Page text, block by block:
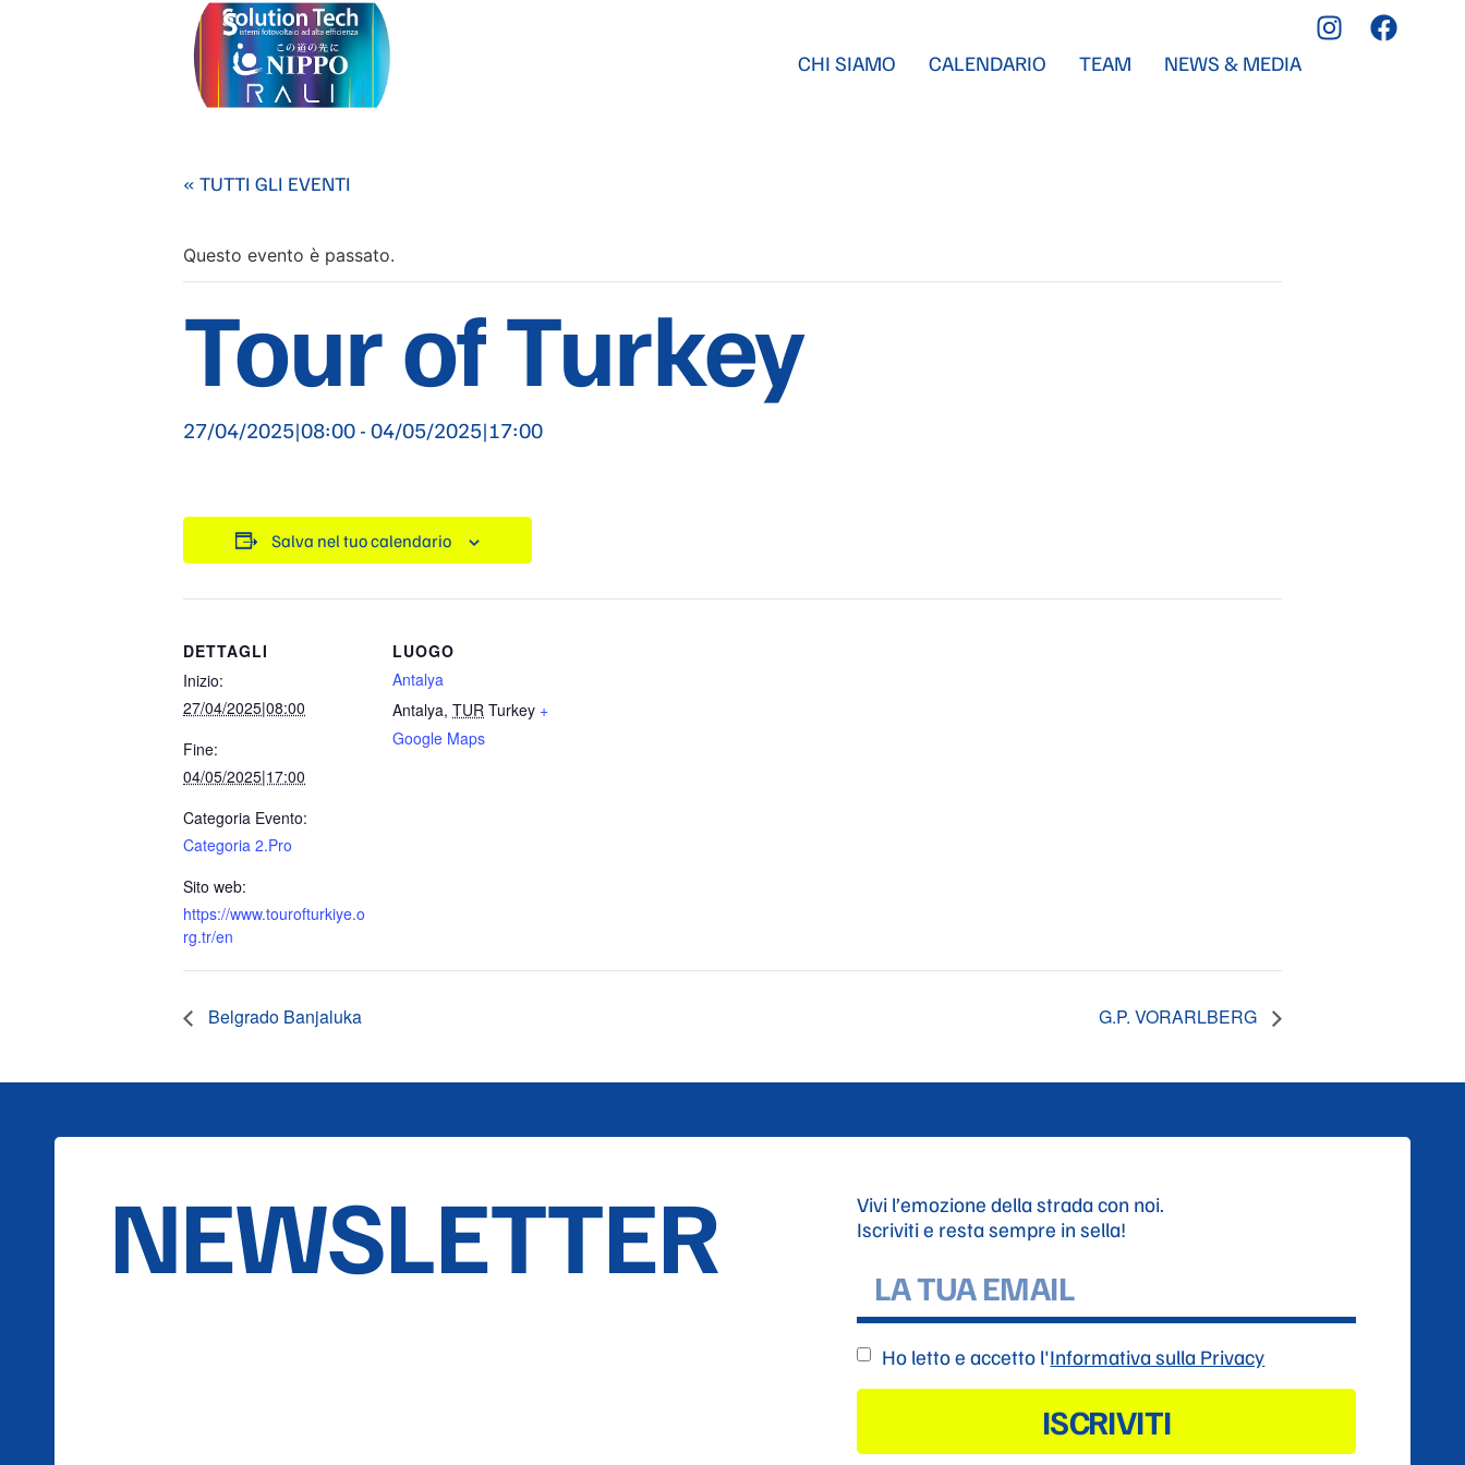
CHI SIAMO CALENDARIO TEAM NEWS & MEDIA
« TUTTI GLI EVENTI
Questo evento è passato.
Tour of Turkey
27/04/2025|08:00-04/05/2025|17:00
Salva nel tuo calendario
DETTAGLI
Inizio:
27/04/2025|08:00
Fine:
04/05/2025|17:00
Categoria Evento:
Categoria 2.Pro
Sito web:
https://www.tourofturkiye.o
rg.tr/en
LUOGO
Antalya
Antalya, TUR Turkey +
Google Maps
Belgrado Banjaluka G.P. VORARLBERG
NEWSLETTER
Vivi l’emozione della strada con noi.
Iscriviti e resta sempre in sella!
Ho letto e accetto l'Informativa sulla Privacy
ISCRIVITI